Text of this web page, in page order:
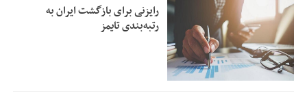
رایزنی برای بازگشت ایران به
رتبه‌بندی تایمز